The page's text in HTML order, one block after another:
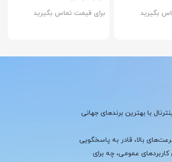
بگیرید برای قیمت تماس بگیرید
با بهترین برندهای جهانی
بالا، قادر به پاسخگویی
عمومی، چه برای